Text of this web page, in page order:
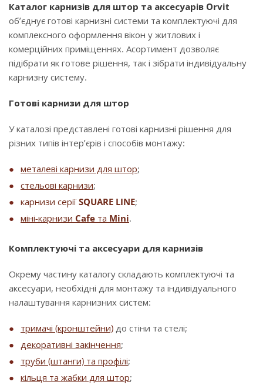
Каталог карнизів для штор та аксесуарів Orvit
об’єднує готові карнизні системи та комплектуючі для
комплексного оформлення вікон у житлових і
комерційних приміщеннях. Асортимент дозволяє
підібрати як готове рішення, так і зібрати індивідуальну
карнизну систему.
Готові карнизи для штор
У каталозі представлені готові карнизні рішення для
різних типів інтер’єрів і способів монтажу:
металеві карнизи для штор;
стельові карнизи;
карнизи серії SQUARE LINE;
міні-карнизи Cafe та Mini.
Комплектуючі та аксесуари для карнизів
Окрему частину каталогу складають комплектуючі та
аксесуари, необхідні для монтажу та індивідуального
налаштування карнизних систем:
тримачі (кронштейни) до стіни та стелі;
декоративні закінчення;
труби (штанги) та профілі;
кільця та жабки для штор;